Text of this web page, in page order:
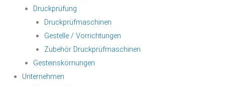
Druckprüfung
Druckprüfmaschinen
Gestelle / Vorrichtungen
Zubehör Druckprüfmaschinen
Gesteinskörnungen
Unternehmen